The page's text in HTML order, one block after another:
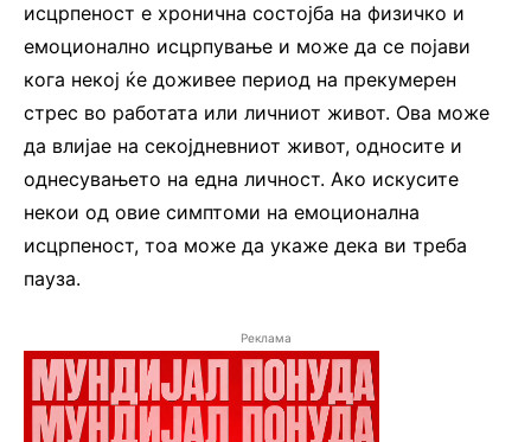
исцрпеност е хронична состојба на физичко и
емоционално исцрпување и може да се појави
кога некој ќе доживее период на прекумерен
стрес во работата или личниот живот. Ова може
да влијае на секојдневниот живот, односите и
однесувањето на една личност. Ако искусите
некои од овие симптоми на емоционална
исцрпеност, тоа може да укаже дека ви треба
пауза.
Реклама